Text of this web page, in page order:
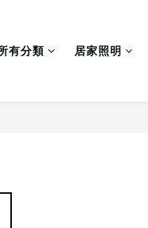
有分類 居家照明